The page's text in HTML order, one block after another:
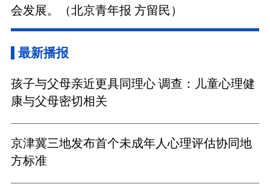
会发展。（北京青年报 方留民）
最新播报
孩子与父母亲近更具同理心 调查：儿童心理健
康与父母密切相关
京津冀三地发布首个未成年人心理评估协同地
方标准